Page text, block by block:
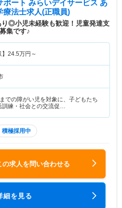
ート みらいデイサービス あ
療法士求人(正職員)
り◎小児未経験も歓迎！児童発達支
集です♪
24.5万円～
での障がい児を対象に、子どもたち
訓練・社会との交流促…
積極採用中
の求人を問い合わせる
細を見る